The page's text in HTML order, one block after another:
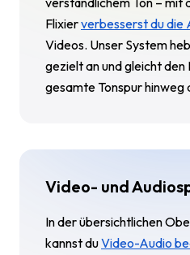
Flixierverbesserst du die
Videos. Unser System
gezielt an und gleicht den
gesamte Tonspur hinweg
Video- und
In der übersichtlichen
kannst duVideo-Audio